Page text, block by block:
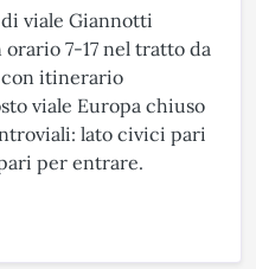
viale Giannotti
7-17 nel tratto da
con itinerario
viale Europa chiuso
lato civici pari
per entrare.
LIBERTÀ - BAGNO A